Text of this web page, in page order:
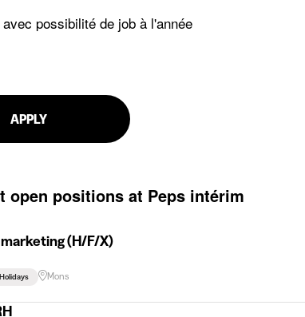
possibilité de job à l'année
APPLY
open positions at Peps intérim
(H/F/X)
Holidays Mons